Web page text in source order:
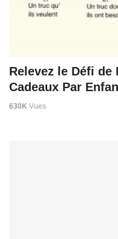
Relevez le Défi de
Cadeaux Par
630K Vues